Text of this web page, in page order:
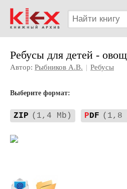
Ребусы для детей -
Автор: Рыбников А.В. | Ребусы
Выберите формат:
ZIP (1,4 Mb) PDF (1,8